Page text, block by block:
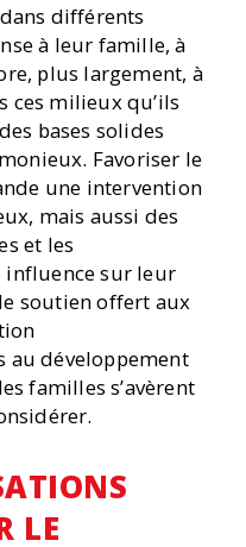
différents
à leur famille, à
plus largement, à
ces milieux qu’ils
bases solides
Favoriser le
une intervention
mais aussi des
et les
influence sur leur
soutien offert aux
au développement
familles s’avèrent
LE